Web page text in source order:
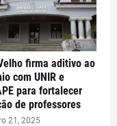
firma aditivo ao
com UNIR e
para fortalecer
de professores
21, 2025